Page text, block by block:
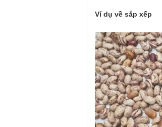
Ví dụ về sắp xếp